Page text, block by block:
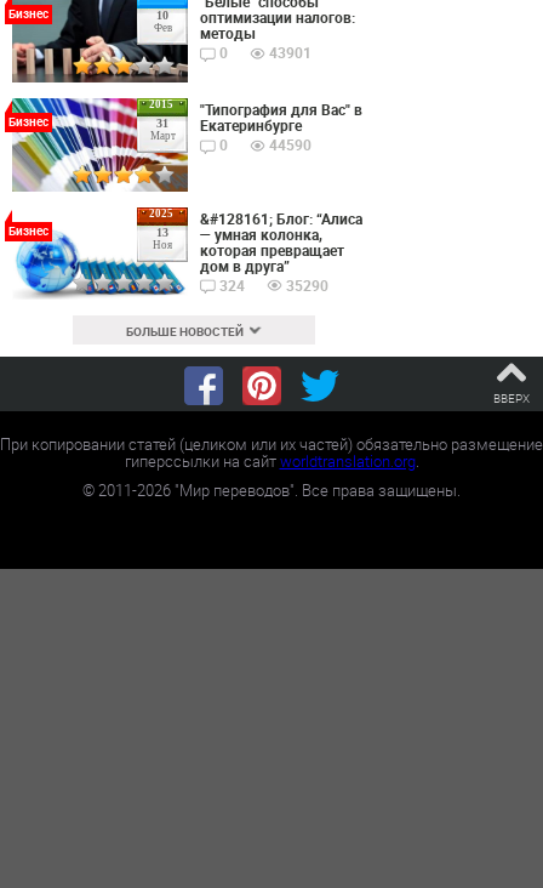
10
Фев
Бизнес
оптимизации налогов:
методы
0
43901
2015
31
Март
Бизнес
"Типография для Вас" в
Екатеринбурге
0
44590
2025
13
Ноя
Бизнес
&#128161; Блог: “Алиса
— умная колонка,
которая превращает
дом в друга”
324
35290
БОЛЬШЕ НОВОСТЕЙ
ВВЕРХ
При копировании статей (целиком или их частей) обязательно размещение
гиперссылки на сайтworldtranslation.org.
©2011-2026 "Мир переводов". Все права защищены.